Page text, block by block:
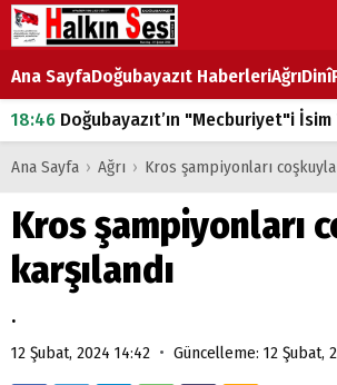
Ana SayfaDoğubayazıt HaberleriAğrıDinî
18:46 Doğubayazıt’ın "Mecburiyet"i İsim Tutmuyor:
07:53Doğubayazıt’ta Ekmek Fiyatlarına
Doğubayazıt'ta çocukların
DEVLET ve HÜKÜMET
18:29ÇARŞI CADDESİ YAZ BOZ TAHTASI
Ana Sayfa › Ağrı › Kros şampiyonları coşkuyla
Kros şampiyonları
karşılandı
.
12 Şubat, 2024 14:42 • Güncelleme: 12 Şubat,